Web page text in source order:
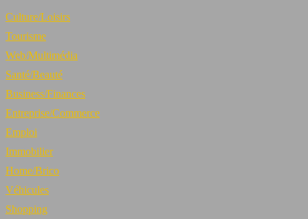
Culture/Loisirs
Tourisme
Web/Multimédia
Santé/Beauté
Business/Finances
Entreprise/Commerce
Emploi
Immobilier
Home/Brico
Véhicules
Shopping